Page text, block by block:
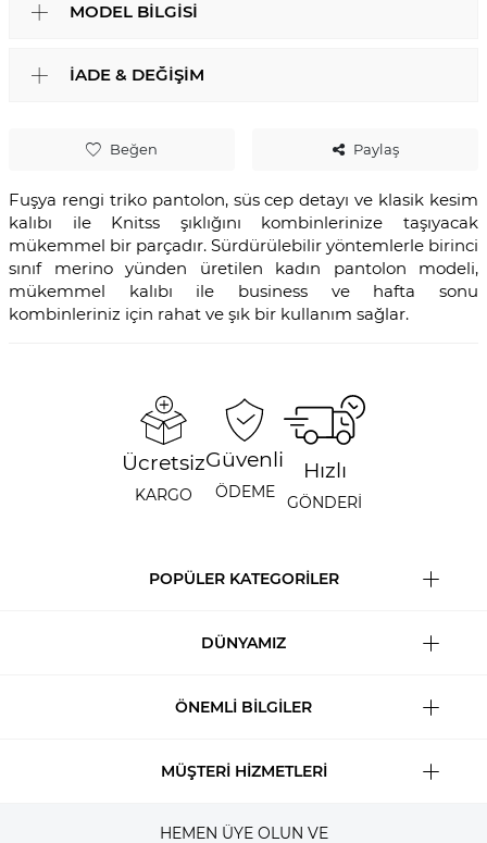
Beğen Paylaş
Fuşya rengi triko pantolon, süs cep detayı ve klasik kesim
kalıbı ile Knitss şıklığını kombinlerinize taşıyacak
mükemmel bir parçadır. Sürdürülebilir yöntemlerle birinci
sınıf merino yünden üretilen kadın pantolon modeli,
mükemmel kalıbı ile business ve hafta sonu
kombinleriniz için rahat ve şık bir kullanım sağlar.
MODEL BILGISI
İADE & DEĞIŞIM
Ücretsiz
KARGO
Güvenli
ÖDEME
Hızlı
GÖNDERİ
POPÜLER KATEGORİLER
DÜNYAMIZ
ÖNEMLİ BİLGİLER
MÜŞTERİ HİZMETLERİ
HEMEN ÜYE OLUN VE